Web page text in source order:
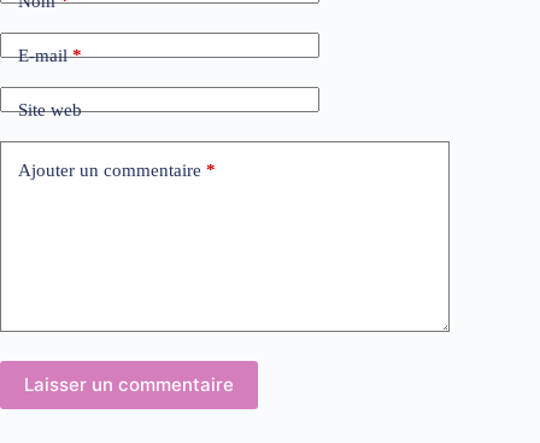
E-mail*
Site web
Ajouter un commentaire *
Laisser un commentaire